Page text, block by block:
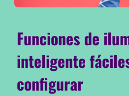
Funciones de
inteligente
configurar